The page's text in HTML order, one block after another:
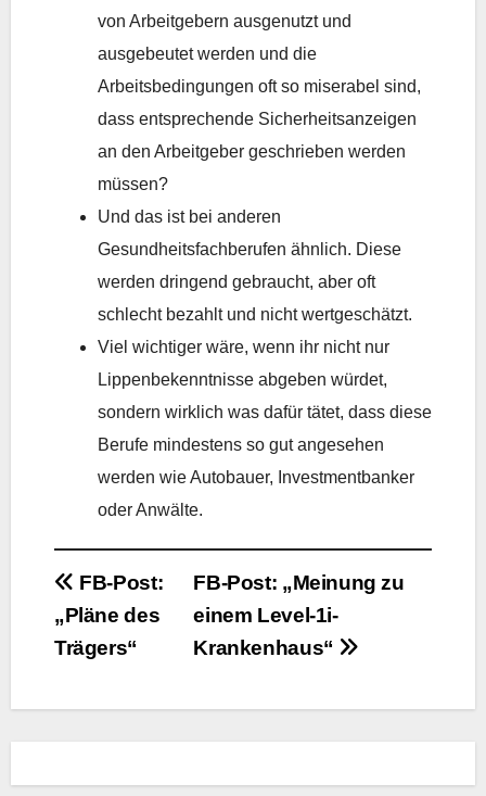
von Arbeitgebern ausgenutzt und
ausgebeutet werden und die
Arbeitsbedingungen oft so miserabel sind,
dass entsprechende Sicherheitsanzeigen
an den Arbeitgeber geschrieben werden
müssen?
Und das ist bei anderen
Gesundheitsfachberufen ähnlich. Diese
werden dringend gebraucht, aber oft
schlecht bezahlt und nicht wertgeschätzt.
Viel wichtiger wäre, wenn ihr nicht nur
Lippenbekenntnisse abgeben würdet,
sondern wirklich was dafür tätet, dass diese
Berufe mindestens so gut angesehen
werden wie Autobauer, Investmentbanker
oder Anwälte.
Beitrags-
Navigation
FB-Post: „Meinung zu
einem Level-1i-
Krankenhaus“
FB-Post:
„Pläne des
Trägers“